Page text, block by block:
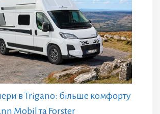
в Trigano: більше комфорту
Mobil та Forster